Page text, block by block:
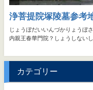
カテゴリー